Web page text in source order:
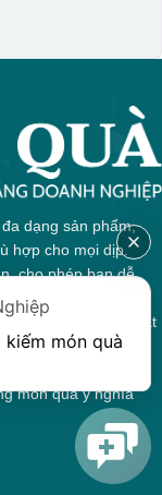
dạng sản phẩm,
hợp cho mọi dịp.
cho phép bạn dễ
phẩm. Bên cạnh
giúp bạn nắm bắt
cách thuận tiện.
kết mang đến
món quà ý nghĩa
kiếm món quà